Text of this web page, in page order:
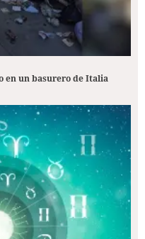
un basurero de Italia